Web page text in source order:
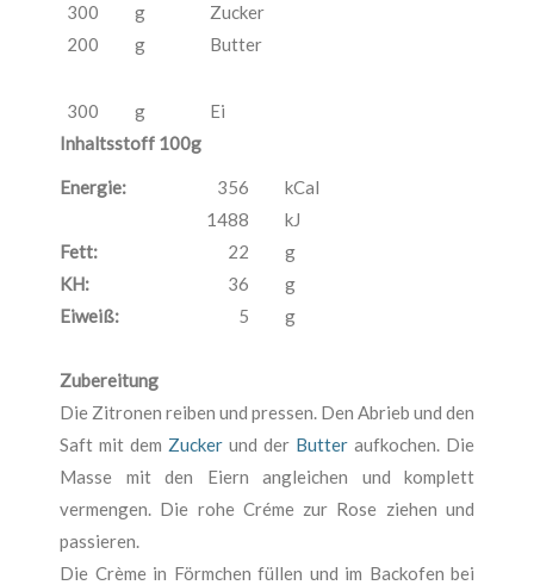
300
g
Zucker
200
g Butter
300 g
Ei
Inhaltsstoff 100g
Energie: 356
kCal
1488
kJ
Fett:
22
g
KH:
36
g
Eiweiß:
5 g
Zubereitung
Die Zitronen reiben und pressen. Den Abrieb und den
Saft mit dem Zucker und der Butter aufkochen. Die
Masse mit den Eiern angleichen und komplett
vermengen. Die rohe Créme zur Rose ziehen und
passieren.
Die Crème in Förmchen füllen und im Backofen bei